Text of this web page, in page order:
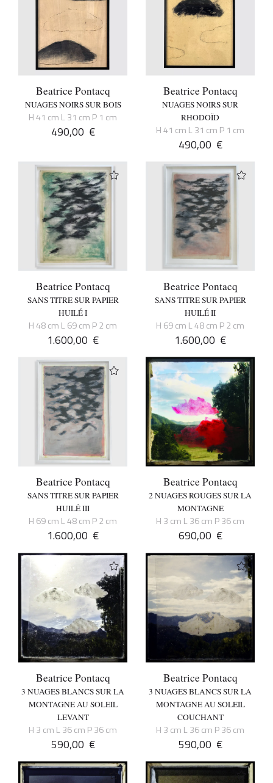
Beatrice Pontacq
NUAGES NOIRS SUR BOIS
H 41 cm L 31 cm P 1 cm
490,00 €
Beatrice Pontacq
NUAGES NOIRS SUR
RHODOÏD
H 41 cm L 31 cm P 1 cm
490,00 €
Beatrice Pontacq
SANS TITRE SUR PAPIER
HUILÉ I
H 48 cm L 69 cm P 2 cm
1.600,00 €
Beatrice Pontacq
SANS TITRE SUR PAPIER
HUILÉ II
H 69 cm L 48 cm P 2 cm
1.600,00 €
Beatrice Pontacq
SANS TITRE SUR PAPIER
HUILÉ III
H 69 cm L 48 cm P 2 cm
1.600,00 €
Beatrice Pontacq
2 NUAGES ROUGES SUR LA
MONTAGNE
H 3 cm L 36 cm P 36 cm
690,00 €
Beatrice Pontacq
3 NUAGES BLANCS SUR LA
MONTAGNE AU SOLEIL
LEVANT
H 3 cm L 36 cm P 36 cm
590,00 €
Beatrice Pontacq
3 NUAGES BLANCS SUR LA
MONTAGNE AU SOLEIL
COUCHANT
H 3 cm L 36 cm P 36 cm
590,00 €